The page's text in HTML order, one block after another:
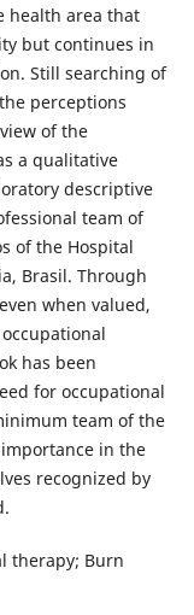
health area that
but continues in
Still searching of
perceptions
of the
a qualitative
descriptive
team of
of the Hospital
Brasil. Through
when valued,
has been
for occupational
team of the
in the
recognized by
therapy; Burn